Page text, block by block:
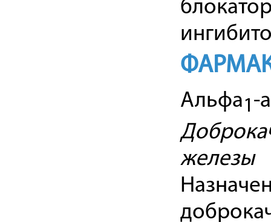
Альфа1 -
железы